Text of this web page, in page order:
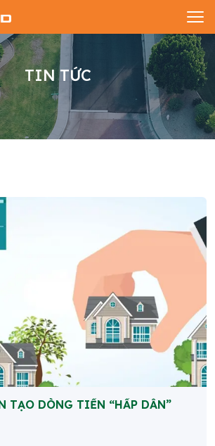
TIN TỨC
TẠO DÒNG TIỀN “HẤP DẪN”